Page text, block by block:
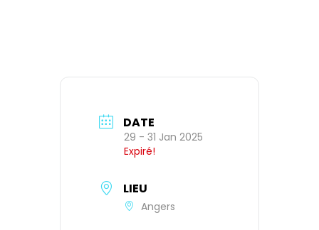
DATE
29 - 31 Jan 2025
Expiré!
LIEU
Angers